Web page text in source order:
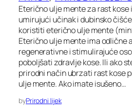
Eterično ulje mente za rast kose
umirujući učinak i dubinsko
koristiti eterično ulje mente
Eterično ulje mente ima odlične
regenerativne i stimulirajuće
poboljšati zdravlje kose. Ili ako
prirodni način ubrzati rast kose
ulje mente. Ako imate isušeno…
byPrirodni lijek